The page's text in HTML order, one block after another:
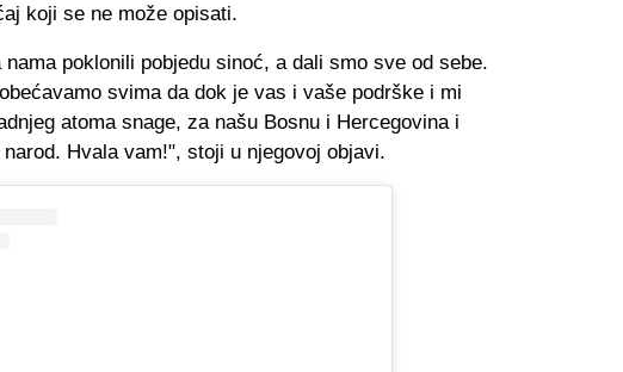
koji se ne može opisati.
poklonili pobjedu sinoć, a dali smo sve od sebe.
svima da dok je vas i vaše podrške i mi
atoma snage, za našu Bosnu i Hercegovina i
Hvala vam!", stoji u njegovoj objavi.